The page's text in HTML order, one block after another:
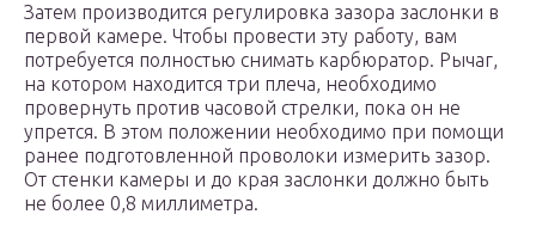
Затем производится регулировка зазора заслонки в
первой камере. Чтобы провести эту работу, вам
потребуется полностью снимать карбюратор. Рычаг,
на котором находится три плеча, необходимо
провернуть против часовой стрелки, пока он не
упрется. В этом положении необходимо при помощи
ранее подготовленной проволоки измерить зазор.
От стенки камеры и до края заслонки должно быть
не более 0,8 миллиметра.